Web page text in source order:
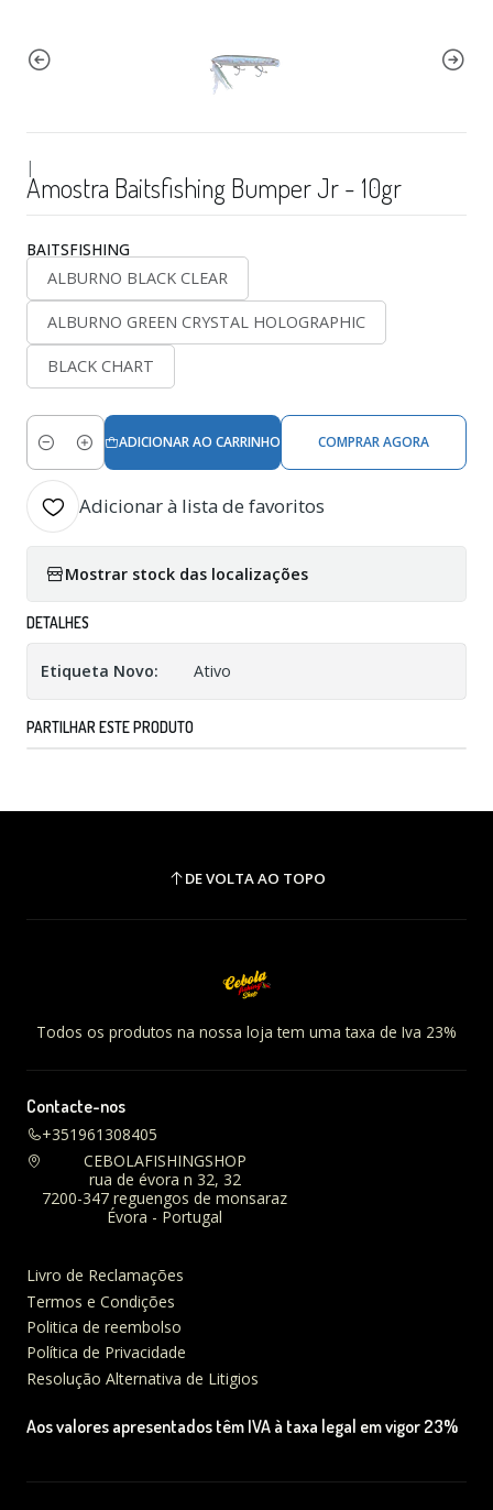
|
Amostra Baitsfishing Bumper Jr - 10gr
BAITSFISHING
ALBURNO BLACK CLEAR
ALBURNO GREEN CRYSTAL HOLOGRAPHIC
BLACK CHART
Quantidade
ADICIONAR AO CARRINHO COMPRAR AGORA
Adicionar à lista de favoritos
Mostrar stock das localizações
DETALHES
Etiqueta Novo: Ativo
PARTILHAR ESTE PRODUTO
DE VOLTA AO TOPO
Todos os produtos na nossa loja tem uma taxa de Iva 23%
Contacte-nos
+351961308405
CEBOLAFISHINGSHOP
rua de évora n 32, 32
7200-347 reguengos de monsaraz
Évora - Portugal
Livro de Reclamações
Termos e Condições
Politica de reembolso
Política de Privacidade
Resolução Alternativa de Litigios
Aos valores apresentados têm IVA à taxa legal em vigor 23%